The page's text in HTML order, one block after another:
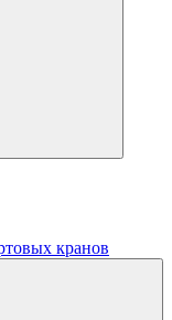
кранов